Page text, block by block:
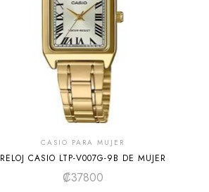
CASIO PARA MUJER
RELOJ CASIO LTP-V007G-9B DE MUJER
₡37800